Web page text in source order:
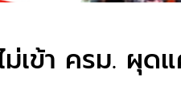
เข้า ครม. ผุ